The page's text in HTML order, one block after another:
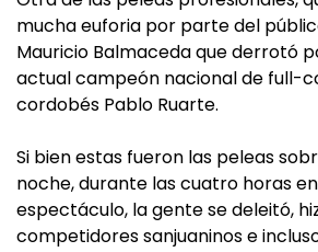
mucha euforia por parte del
Mauricio Balmaceda que derrotó
actual campeón nacional de full-
cordobés Pablo Ruarte.
Si bien estas fueron las peleas
noche, durante las cuatro horas
espectáculo, la gente se deleitó,
competidores sanjuaninos e